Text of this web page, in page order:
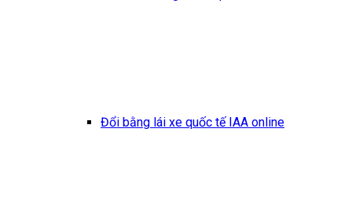
Đổi bằng lái xe quốc tế IAA online